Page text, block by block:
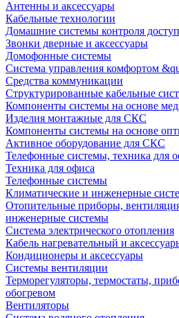
Антенны и аксессуары
Кабельные технологии
Домашние системы контроля
Звонки дверные и аксессуары
Домофонные системы
Система управления комфортом
Средства коммуникации
Структурированные кабельные
Компоненты системы на основе
Изделия монтажные для СКС
Компоненты системы на основе
Активное оборудование для СКС
Телефонные системы, техника для
Техника для офиса
Телефонные системы
Климатические и инженерные
Отопительные приборы,
инженерные системы
Система электрического отопления
Кабель нагревательный и
Кондиционеры и аксессуары
Системы вентиляции
Терморегуляторы, термостаты,
обогревом
Вентиляторы